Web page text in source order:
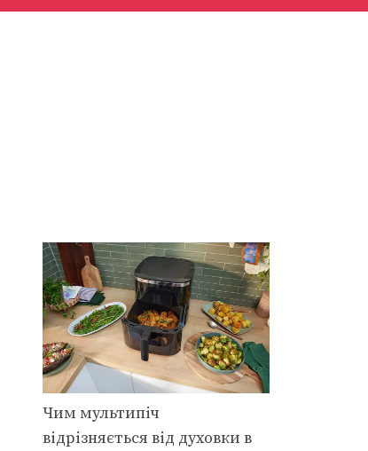
Чим мультипіч
відрізняється від духовки в